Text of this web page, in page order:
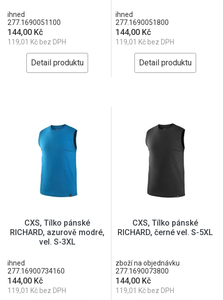
ihned
277.1690051100
144,00 Kč
119,01 Kč bez DPH
Detail produktu
ihned
277.1690051800
144,00 Kč
119,01 Kč bez DPH
Detail produktu
CXS, Tílko pánské
RICHARD, azurově modré,
vel. S-3XL
ihned
277.16900734160
144,00 Kč
119,01 Kč bez DPH
CXS, Tílko pánské
RICHARD, černé vel. S-5XL
zboží na objednávku
277.1690073800
144,00 Kč
119,01 Kč bez DPH